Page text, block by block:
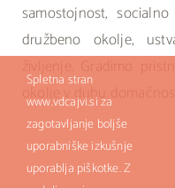
samostojnost,
družbeno okolje,
okolje v duhu domačnosti.
Spletna stran
www.vdcajvi.si za
zagotavljanje boljše
uporabniške izkušnje
uporablja piškotke. Z